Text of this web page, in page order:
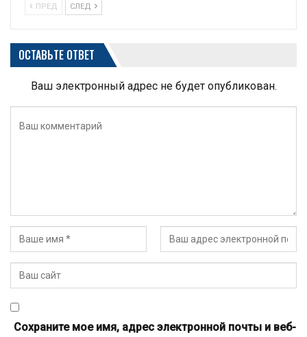
ПРЕД СЛЕД
ОСТАВЬТЕ ОТВЕТ
Ваш электронный адрес не будет опубликован.
Сохраните мое имя, адрес электронной почты и веб-